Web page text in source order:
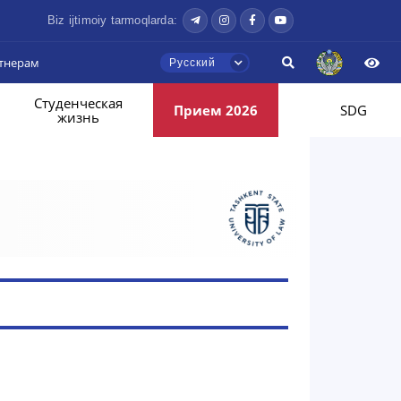
Biz ijtimoiy tarmoqlarda:
Русский
Студенческая
жизнь
Прием 2026 SDG